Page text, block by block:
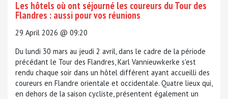
Les hôtels où ont séjourné les coureurs du Tour des
Flandres : aussi pour vos réunions
29 April 2026 @ 09:20
Du lundi 30 mars au jeudi 2 avril, dans le cadre de la période
précédant le Tour des Flandres, Karl Vannieuwkerke s'est
rendu chaque soir dans un hôtel différent ayant accueilli des
coureurs en Flandre orientale et occidentale. Quatre lieux qui,
en dehors de la saison cycliste, présentent également un